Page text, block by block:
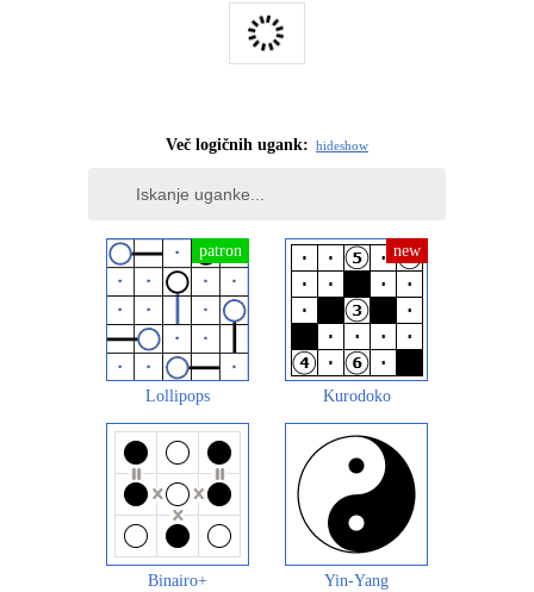
Več logičnih ugank: hideshow
Lollipops Kurodoko
Binairo+ Yin-Yang